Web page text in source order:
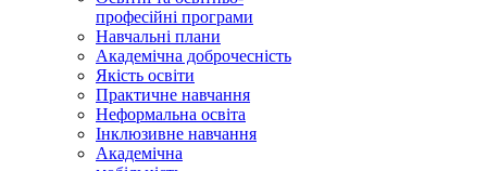
професійні програми
Навчальні плани
Академічна доброчесність
Якість освіти
Практичне навчання
Неформальна освіта
Інклюзивне навчання
Академічна